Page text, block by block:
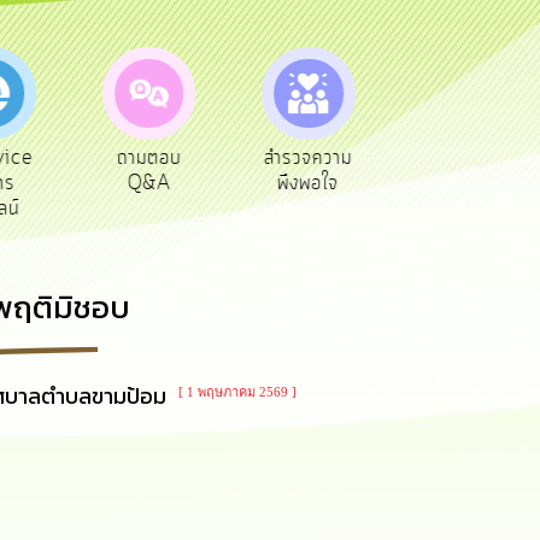
น์
ถามตอบ
Q&A
สำรวจความ
พึงพอใจ
ผู้รับเบีย
ฤติมิชอบ
บาลตำบลขามป้อม [ 1 พฤษภาคม 2569 ]